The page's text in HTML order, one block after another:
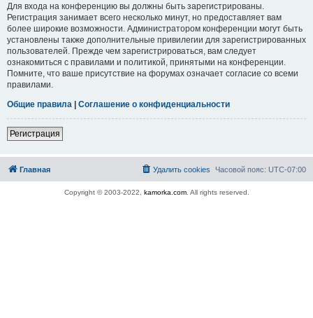
Для входа на конференцию вы должны быть зарегистрированы.
Регистрация занимает всего несколько минут, но предоставляет вам
более широкие возможности. Администратором конференции могут быть
установлены также дополнительные привилегии для зарегистрированных
пользователей. Прежде чем зарегистрироваться, вам следует
ознакомиться с правилами и политикой, принятыми на конференции.
Помните, что ваше присутствие на форумах означает согласие со всеми
правилами.
Общие правила | Соглашение о конфиденциальности
Регистрация
Главная Часовой пояс: UTC-07:00
Удалить cookies
Copyright © 2003-2022, kamorka.com. All rights reserved.